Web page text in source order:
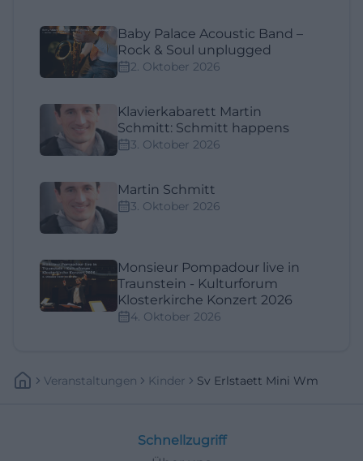
Baby Palace Acoustic Band –
Rock & Soul unplugged
2. Oktober 2026
Klavierkabarett Martin
Schmitt: Schmitt happens
3. Oktober 2026
Martin Schmitt
3. Oktober 2026
Monsieur Pompadour live in
Traunstein - Kulturforum
Klosterkirche Konzert 2026
4. Oktober 2026
Veranstaltungen Kinder Sv Erlstaett Mini Wm
Schnellzugriff